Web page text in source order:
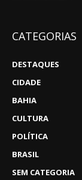
CATEGORIAS
DESTAQUES
CIDADE
BAHIA
CULTURA
POLÍTICA
BRASIL
SEM CATEGORIA